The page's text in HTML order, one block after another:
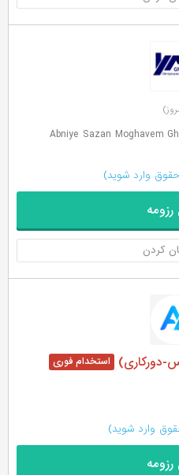
وارد شوید)
رزومه
کردن
دورکاری)
وارد شوید)
رزومه